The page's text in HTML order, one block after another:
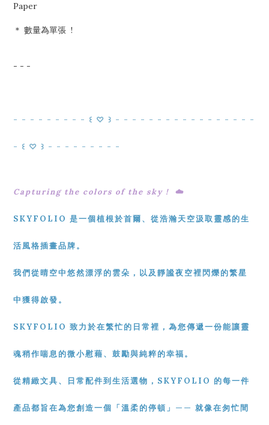
Paper
＊ 數量為單張 !
- - -
- - - - - - - - - ꒰ ♡ ꒱ - - - - - - - - - - - - - - - - -
- ꒰ ♡ ꒱ - - - - - - - - -
Capturing the colors of the sky ! ☁️
SKYFOLIO 是一個植根於首爾、從浩瀚天空汲取靈感的生
活風格插畫品牌。
我們從晴空中悠然漂浮的雲朵，以及靜謐夜空裡閃爍的繁星
中獲得啟發。
SKYFOLIO 致力於在繁忙的日常裡，為您傳遞一份能讓靈
魂稍作喘息的微小慰藉、鼓勵與純粹的幸福。
從精緻文具、日常配件到生活選物，SKYFOLIO 的每一件
產品都旨在為您創造一個「溫柔的停頓」—— 就像在匆忙間